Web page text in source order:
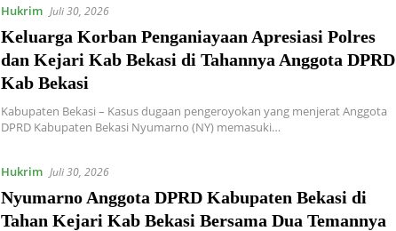
Hukrim Juli 30, 2026
Keluarga Korban Penganiayaan Apresiasi Polres
dan Kejari Kab Bekasi di Tahannya Anggota DPRD
Kab Bekasi
Kabupaten Bekasi – Kasus dugaan pengeroyokan yang menjerat Anggota
DPRD Kabupaten Bekasi Nyumarno (NY) memasuki…
Hukrim Juli 30, 2026
Nyumarno Anggota DPRD Kabupaten Bekasi di
Tahan Kejari Kab Bekasi Bersama Dua Temannya